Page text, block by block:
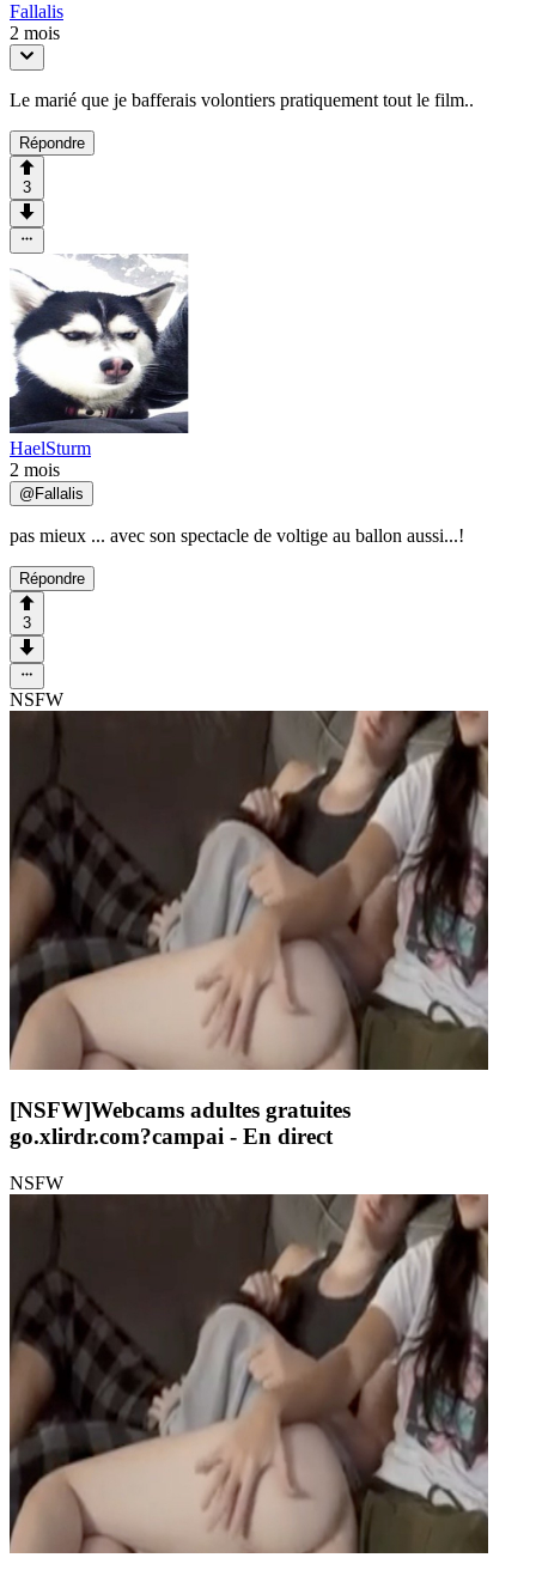
Fallalis
2 mois
Le marié que je bafferais volontiers pratiquement tout le film..
Répondre
3
HaelSturm
2 mois
@ Fallalis
pas mieux ... avec son spectacle de voltige au ballon aussi...!
Répondre
3
NSFW
[NSFW]Webcams adultes gratuites
go.xlirdr.com?campai - En direct
NSFW